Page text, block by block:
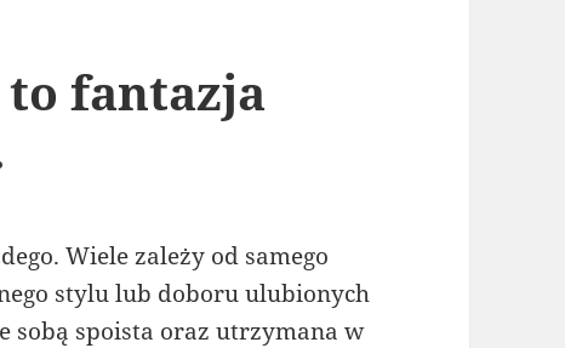
fantazja
Wiele zależy od samego
stylu lub doboru ulubionych
sobą spoista oraz utrzymana w